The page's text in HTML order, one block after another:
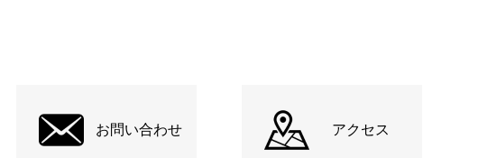
お問い合わせ アクセス